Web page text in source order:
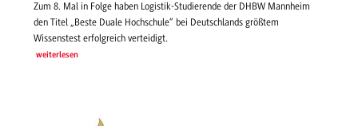
Zum 8. Mal in Folge haben Logistik-Studierende der DHBW Mannheim
den Titel „Beste Duale Hochschule“ bei Deutschlands größtem
Wissenstest erfolgreich verteidigt.
weiterlesen